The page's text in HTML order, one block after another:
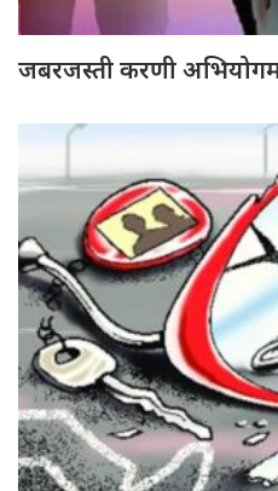
जबरजस्ती करणी